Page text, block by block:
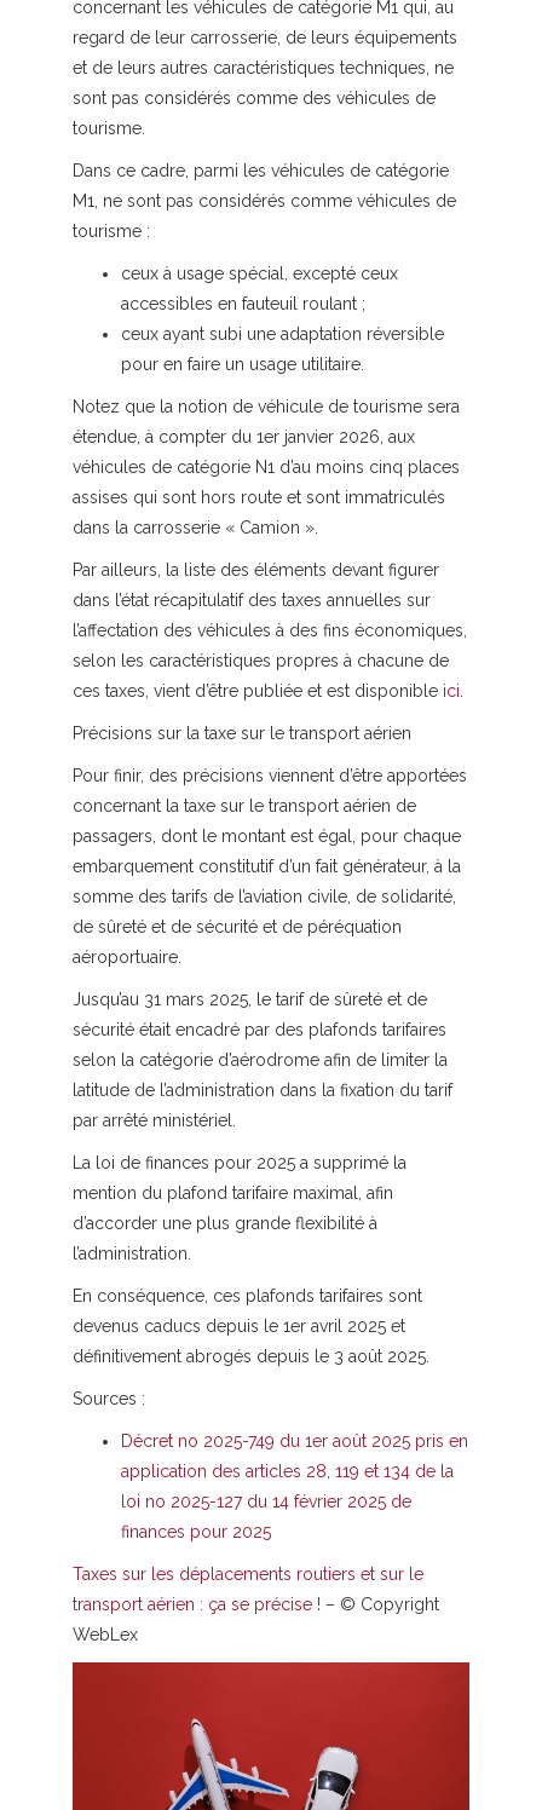
concernant les véhicules de catégorie M1 qui, au
regard de leur carrosserie, de leurs équipements
et de leurs autres caractéristiques techniques, ne
sont pas considérés comme des véhicules de
tourisme.
Dans ce cadre, parmi les véhicules de catégorie
M1, ne sont pas considérés comme véhicules de
tourisme :
ceux à usage spécial, excepté ceux
accessibles en fauteuil roulant ;
ceux ayant subi une adaptation réversible
pour en faire un usage utilitaire.
Notez que la notion de véhicule de tourisme sera
étendue, à compter du 1er janvier 2026, aux
véhicules de catégorie N1 d’au moins cinq places
assises qui sont hors route et sont immatriculés
dans la carrosserie « Camion ».
Par ailleurs, la liste des éléments devant figurer
dans l’état récapitulatif des taxes annuelles sur
l’affectation des véhicules à des fins économiques,
selon les caractéristiques propres à chacune de
ces taxes, vient d’être publiée et est disponible ici
Précisions sur la taxe sur le transport aérien
Pour finir, des précisions viennent d’être apportées
concernant la taxe sur le transport aérien de
passagers, dont le montant est égal, pour chaque
embarquement constitutif d’un fait générateur, à la
somme des tarifs de l’aviation civile, de solidarité,
de sûreté et de sécurité et de péréquation
aéroportuaire.
Jusqu’au 31 mars 2025, le tarif de sûreté et de
sécurité était encadré par des plafonds tarifaires
selon la catégorie d’aérodrome afin de limiter la
latitude de l’administration dans la fixation du tarif
par arrêté ministériel.
La loi de finances pour 2025 a supprimé la
mention du plafond tarifaire maximal, afin
d’accorder une plus grande flexibilité à
l’administration.
En conséquence, ces plafonds tarifaires sont
devenus caducs depuis le 1er avril 2025 et
définitivement abrogés depuis le 3 août 2025.
Sources :
Décret no 2025-749 du 1er août 2025 pris en
application des articles 28, 119 et 134 de la
loi no 2025-127 du 14 février 2025 de
finances pour 2025
Taxes sur les déplacements routiers et sur le
transport aérien : ça se précise ! – © Copyright
WebLex